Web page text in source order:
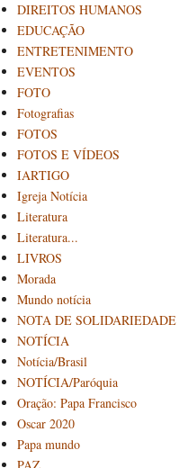
DIREITOS HUMANOS
EDUCAÇÃO
ENTRETENIMENTO
EVENTOS
FOTO
Fotografias
FOTOS
FOTOS E VÍDEOS
IARTIGO
Igreja Notícia
Literatura
Literatura...
LIVROS
Morada
Mundo notícia
NOTA DE SOLIDARIEDADE
NOTÍCIA
Notícia/Brasil
NOTÍCIA/Paróquia
Oração: Papa Francisco
Oscar 2020
Papa mundo